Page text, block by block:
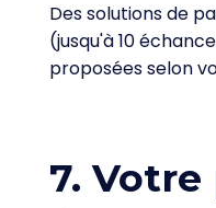
Des solutions de
(jusqu'à 10
proposées selon
7.